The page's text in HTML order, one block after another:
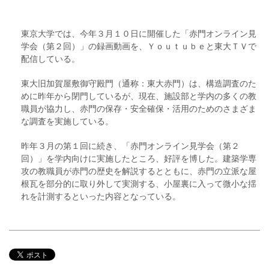
東京大学では、今年３月１０日に開催した「赤門オンライン見
学会（第２回）」の録画動画を、Ｙｏｕｔｕｂｅと東大ＴＶで
配信している。
東大旧加賀屋敷御守殿門（通称：東大赤門）は、構造調査のた
めに昨年から閉門しているが、現在、施設部と学内の多くの教
職員が協力し、赤門の保存・安全確保・活用のためのさまざま
な調査を実施している。
昨年３月の第１回に続き、「赤門オンライン見学会（第２
回）」を学内向けに実施したところ、好評を博した。建築学専
攻の教職員が赤門の歴史を解説するとともに、赤門の立派な屋
根瓦を部分的に取り外して実測する、小屋裏に入って微小な揺
れを計測するといった内容となっている。